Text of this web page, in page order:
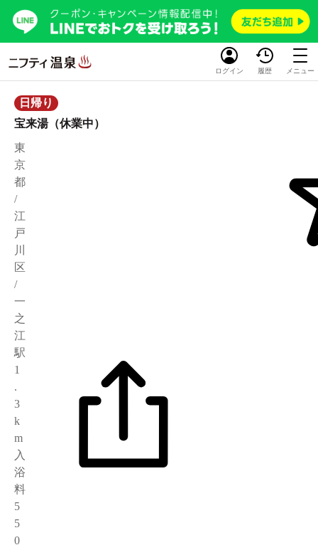
ログイン 履歴 メニュー
日帰り
宝来湯（休業中）
東
京
都
/
江
戸
川
区
/
一
之
江
駅
1
.
3
k
m
入
浴
料
5
5
0